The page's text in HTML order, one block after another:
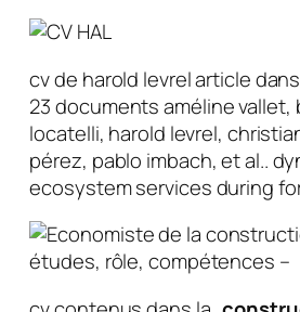
cv de harold levrel article
23 documents améline vallet,
locatelli, harold levrel,
pérez, pablo imbach, et al..
ecosystem services during